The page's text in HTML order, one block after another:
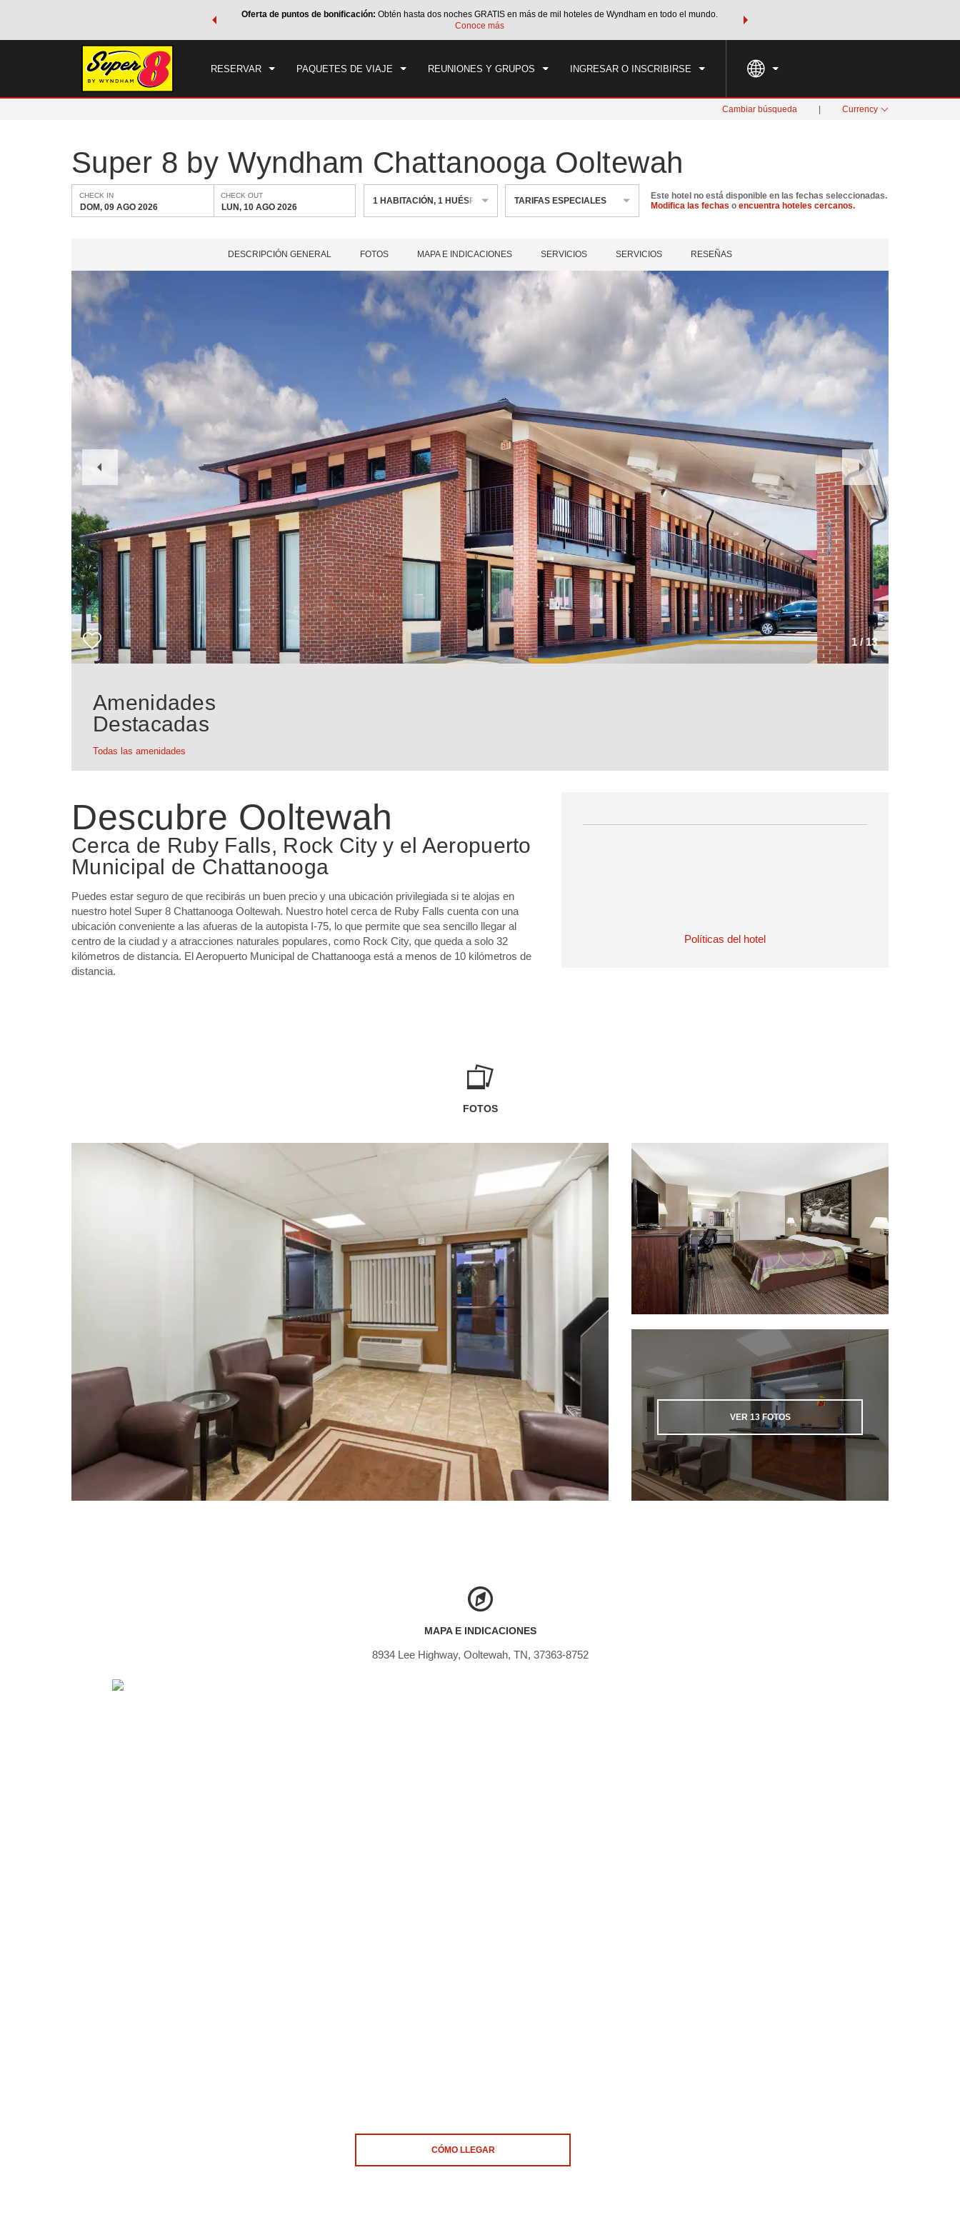
de Wyndham, además, gana puntos Wyndham Rewards
Oferta de puntos de bonificación:Obtén hasta dos noches GRATIS en más de mil hoteles de Wyndham en todo el mundo.
Conoce más
Agrupa tu hotel, vuelos y mucho más con los Paquetes de
RESERVAR PAQUETES DE VIAJE REUNIONES Y GRUPOS INGRESAR O INSCRIBIRSE
CHECK IN CHECK OUT
LUN, 10 AGO 2026
TARIFAS ESPECIALES
Cambiar búsqueda Currency
Super 8 by Wyndham Chattanooga Ooltewah
CHECK IN
DOM, 09 AGO 2026
CHECK OUT
LUN, 10 AGO 2026
1 HABITACIÓN,1 HUÉSPED TARIFAS ESPECIALES
Este hotel no está disponible en las fechas seleccionadas.
Modifica las fechas o encuentra hoteles cercanos.
DESCRIPCIÓN GENERAL FOTOS MAPA E INDICACIONES SERVICIOS SERVICIOS RESEÑAS
1/13
Previous
Slide
Next
Slide
Amenidades
Destacadas
Todas las amenidades
Políticas del hotel
Descubre Ooltewah
Cerca de Ruby Falls, Rock City y el Aeropuerto
Municipal de Chattanooga
Puedes estar seguro de que recibirás un buen precio y una ubicación privilegiada si te alojas en
nuestro hotel Super 8 Chattanooga Ooltewah. Nuestro hotel cerca de Ruby Falls cuenta con una
ubicación conveniente a las afueras de la autopista I-75, lo que permite que sea sencillo llegar al
centro de la ciudad y a atracciones naturales populares, como Rock City, que queda a solo 32
kilómetros de distancia. El Aeropuerto Municipal de Chattanooga está a menos de 10 kilómetros de
distancia.
FOTOS
VER 13FOTOS
MAPA E INDICACIONES
8934 Lee Highway, Ooltewah, TN, 37363-8752
CÓMO LLEGAR